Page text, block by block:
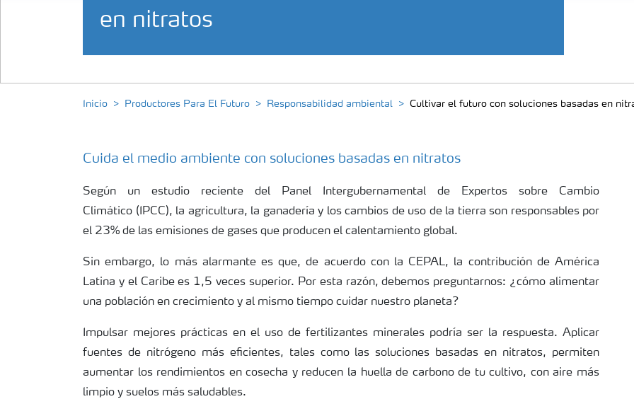
en nitratos
Inicio Productores Para El Futuro Responsabilidad ambiental Cultivar el futuro con soluciones basadas en
Cuida el medio ambiente con soluciones basadas en nitratos
Según un estudio reciente del Panel Intergubernamental de Expertos sobre Cambio
Climático (IPCC), la agricultura, la ganadería y los cambios de uso de la tierra son responsables por
el 23% de las emisiones de gases que producen el calentamiento global.
Sin embargo, lo más alarmante es que, de acuerdo con la CEPAL, la contribución de América
Latina y el Caribe es 1,5 veces superior. Por esta razón, debemos preguntarnos: ¿cómo alimentar
una población en crecimiento y al mismo tiempo cuidar nuestro planeta?
Impulsar mejores prácticas en el uso de fertilizantes minerales podría ser la respuesta. Aplicar
fuentes de nitrógeno más eficientes, tales como las soluciones basadas en nitratos, permiten
aumentar los rendimientos en cosecha y reducen la huella de carbono de tu cultivo, con aire más
limpio y suelos más saludables.